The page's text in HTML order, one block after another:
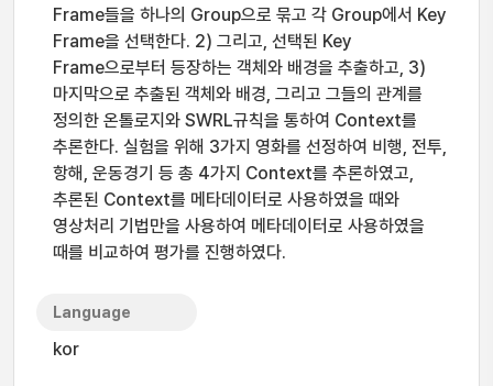
Frame들을 하나의 Group으로 묶고 각 Group에서 Key
Frame을 선택한다. 2) 그리고, 선택된 Key
Frame으로부터 등장하는 객체와 배경을 추출하고, 3)
마지막으로 추출된 객체와 배경, 그리고 그들의 관계를
정의한 온톨로지와 SWRL규칙을 통하여 Context를
추론한다. 실험을 위해 3가지 영화를 선정하여 비행, 전투,
항해, 운동경기 등 총 4가지 Context를 추론하였고,
추론된 Context를 메타데이터로 사용하였을 때와
영상처리 기법만을 사용하여 메타데이터로 사용하였을
때를 비교하여 평가를 진행하였다.
Language
kor